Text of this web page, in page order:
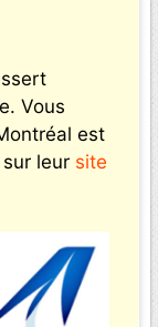
Vous
est
leur site